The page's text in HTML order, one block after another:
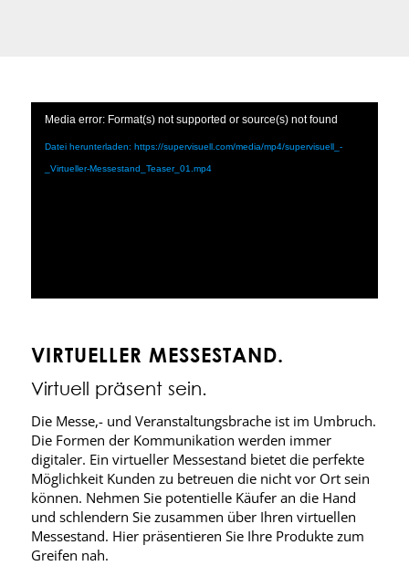
Media error: Format(s) not supported or source(s) not found
Datei herunterladen: https://supervisuell.com/media/mp4/supervisuell_-
_Virtueller-Messestand_Teaser_01.mp4
VIRTUELLER MESSESTAND.
Virtuell präsent sein.
Die Messe,- und Veranstaltungsbrache ist im Umbruch.
Die Formen der Kommunikation werden immer
digitaler. Ein virtueller Messestand bietet die perfekte
Möglichkeit Kunden zu betreuen die nicht vor Ort sein
können. Nehmen Sie potentielle Käufer an die Hand
und schlendern Sie zusammen über Ihren virtuellen
Messestand. Hier präsentieren Sie Ihre Produkte zum
Greifen nah.